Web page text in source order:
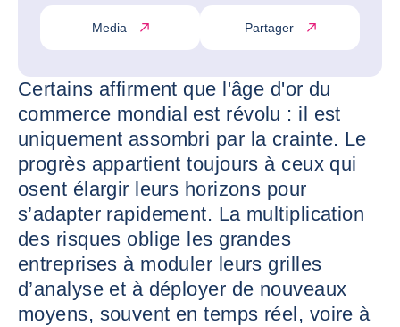
Media Partager
Certains affirment que l'âge d'or du
commerce mondial est révolu : il est
uniquement assombri par la crainte. Le
progrès appartient toujours à ceux qui
osent élargir leurs horizons pour
s’adapter rapidement. La multiplication
des risques oblige les grandes
entreprises à moduler leurs grilles
d’analyse et à déployer de nouveaux
moyens, souvent en temps réel, voire à